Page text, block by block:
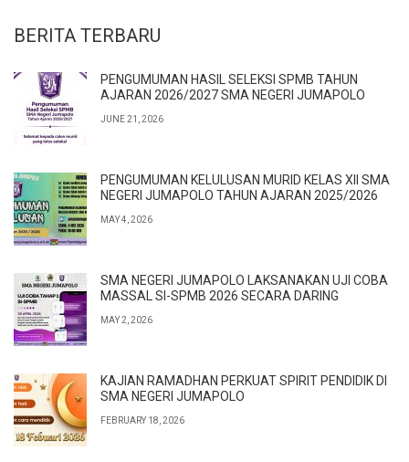
BERITA TERBARU
PENGUMUMAN HASIL SELEKSI SPMB TAHUN
AJARAN 2026/2027 SMA NEGERI JUMAPOLO
JUNE 21, 2026
PENGUMUMAN KELULUSAN MURID KELAS XII SMA
NEGERI JUMAPOLO TAHUN AJARAN 2025/2026
MAY 4, 2026
SMA NEGERI JUMAPOLO LAKSANAKAN UJI COBA
MASSAL SI-SPMB 2026 SECARA DARING
MAY 2, 2026
KAJIAN RAMADHAN PERKUAT SPIRIT PENDIDIK DI
SMA NEGERI JUMAPOLO
FEBRUARY 18, 2026